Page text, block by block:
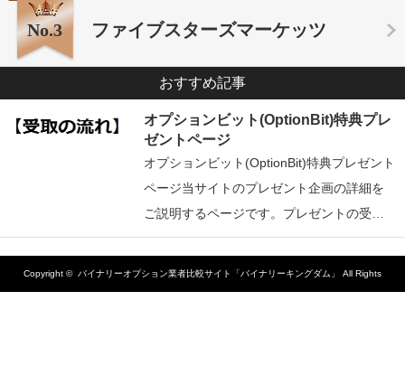
No.3 ファイブスターズマーケッツ
おすすめ記事
オプションビット(OptionBit)特典プレ
ゼントページ
オプションビット(OptionBit)特典プレゼント
ページ当サイトのプレゼント企画の詳細を
ご説明するページです。プレゼントの受…
Copyright © バイナリーオプション業者比較サイト「バイナリーキングダム」 All Rights